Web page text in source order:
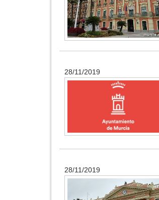
28/11/2019
28/11/2019